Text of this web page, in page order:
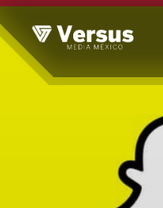
Skip
to
content
Usuario